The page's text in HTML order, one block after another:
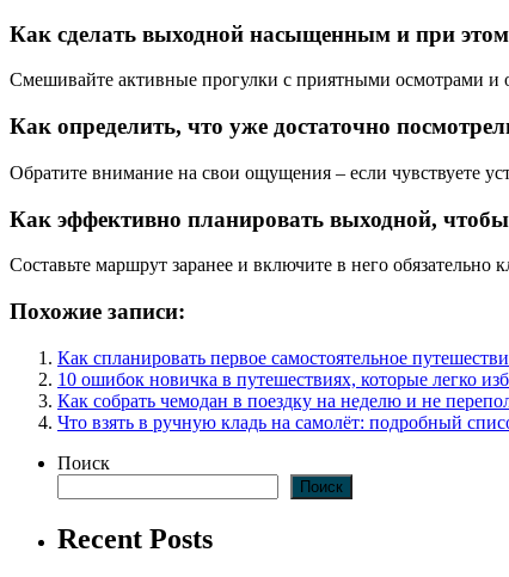
Как сделать выходной насыщенным и при
Смешивайте активные прогулки с приятными осмотрами и
Как определить, что уже достаточно
Обратите внимание на свои ощущения – если чувствуете
Как эффективно планировать выходной,
Составьте маршрут заранее и включите в него
Похожие записи:
Как спланировать первое самостоятельное
10 ошибок новичка в путешествиях, которые легко
Как собрать чемодан в поездку на неделю и не
Что взять в ручную кладь на самолёт: подробный
Поиск
Поиск
Recent Posts